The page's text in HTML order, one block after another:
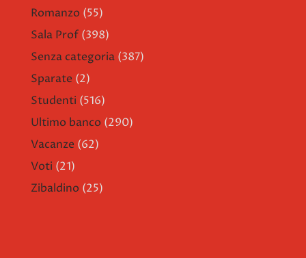
Romanzo (55)
Sala Prof (398)
Senza categoria (387)
Sparate (2)
Studenti (516)
Ultimo banco (290)
Vacanze (62)
Voti (21)
Zibaldino (25)